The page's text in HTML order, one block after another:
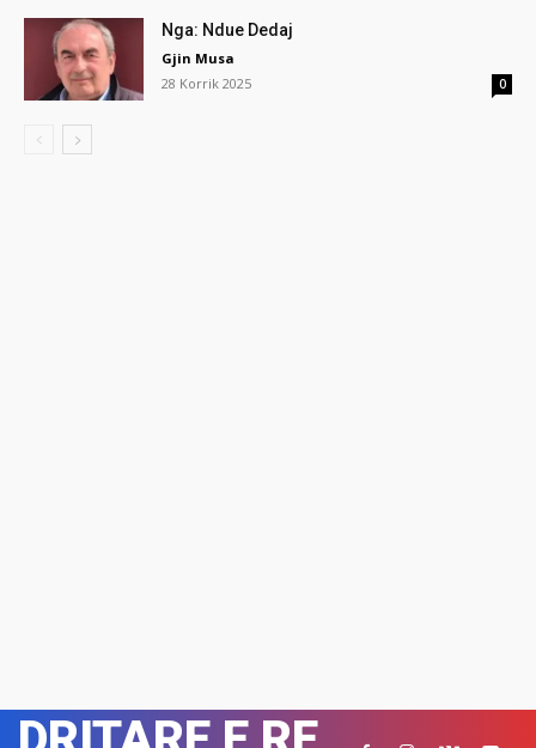
Nga: Ndue Dedaj
Gjin Musa
28 Korrik 2025
0